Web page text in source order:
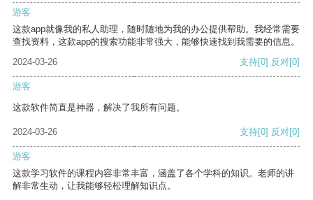
游客
这款app就像我的私人助理，随时随地为我的办公提供帮助。我经常需要
查找资料，这款app的搜索功能非常强大，能够快速找到我需要的信息。
2024-03-26
支持[0] 反对[0]
游客
这款软件简直是神器，解决了我所有问题。
2024-03-26 支持[0] 反对[0]
游客
这款学习软件的课程内容非常丰富，涵盖了各个学科的知识。老师的讲
解非常生动，让我能够轻松理解知识点。